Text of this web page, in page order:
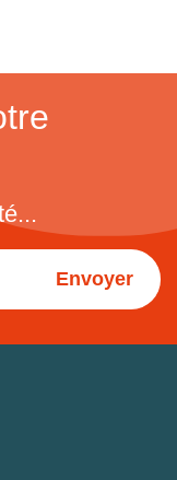
Envoyer